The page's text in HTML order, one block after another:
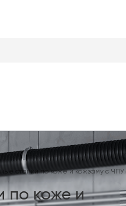
станки по коже и кожзаму с ЧПУ
по коже и